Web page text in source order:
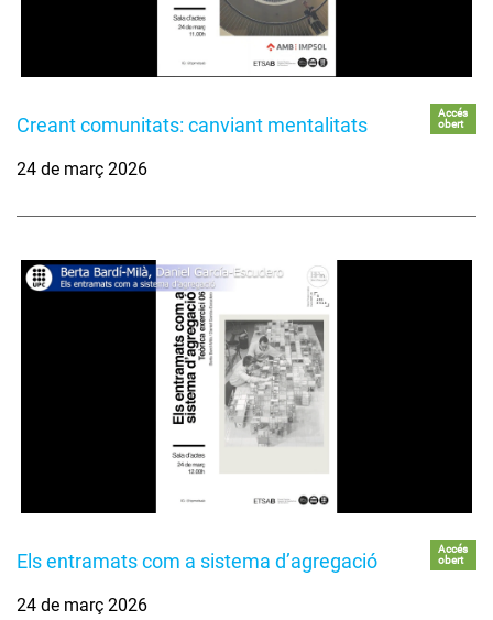
Creant comunitats: canviant mentalitats
Accés
obert
24 de març 2026
Els entramats com a sistema d’agregació
Accés
obert
24 de març 2026